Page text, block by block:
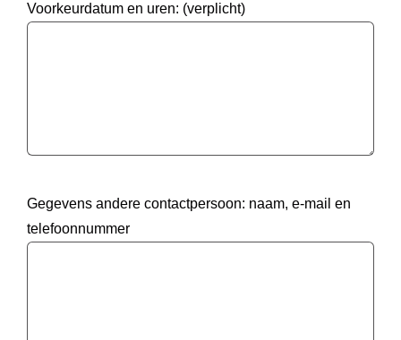
Voorkeurdatum en uren: (verplicht)
Gegevens andere contactpersoon: naam, e-mail en
telefoonnummer